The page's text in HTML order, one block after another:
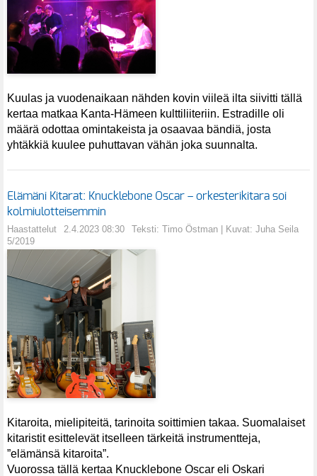
Kuulas ja vuodenaikaan nähden kovin viileä ilta siivitti tällä
kertaa matkaa Kanta-Hämeen kulttiliiteriin. Estradille oli
määrä odottaa omintakeista ja osaavaa bändiä, josta
yhtäkkiä kuulee puhuttavan vähän joka suunnalta.
Elämäni Kitarat: Knucklebone Oscar – orkesterikitara soi
kolmiulotteisemmin
Haastattelut 2.4.2023 08:30
Teksti: Timo Östman | Kuvat: Juha Seila
5/2019
Kitaroita, mielipiteitä, tarinoita soittimien takaa. Suomalaiset
kitaristit esittelevät itselleen tärkeitä instrumentteja,
”elämänsä kitaroita”.
Vuorossa tällä kertaa Knucklebone Oscar eli Oskari